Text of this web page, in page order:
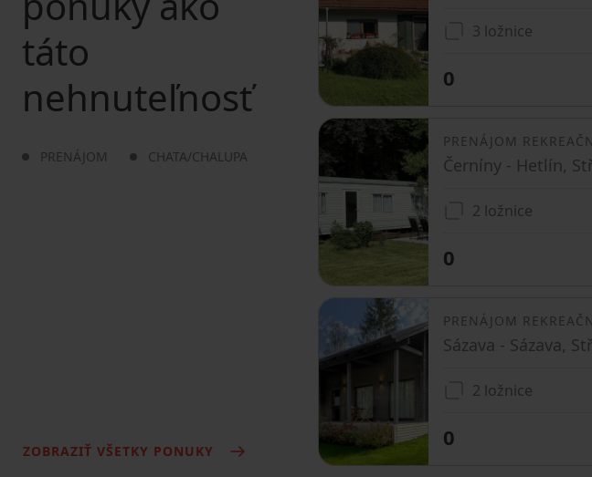
táto
nehnuteľnosť
PRENÁJOM CHATA/CHALUPA
ZOBRAZIŤ VŠETKY PONUKY
3 ložnice
0
PRENÁJOM
Černíny - Hetlín,
2 ložnice
0
PRENÁJOM
Sázava - Sázava,
2 ložnice
0